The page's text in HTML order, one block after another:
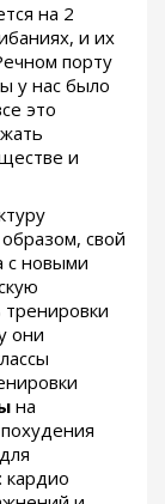
на 2
и их
порту
у нас было
это
и
свой
с новыми
они
на
кардио